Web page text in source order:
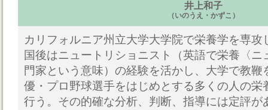
井上和子
（いのうえ・かずこ）
カリフォルニア州立大学大学院で栄養学を専攻
国後はニュートリショニスト（英語で栄養〈ニ
門家という意味）の経験を活かし、大学で教鞭
優・プロ野球選手をはじめとする多くの人の栄
行う。その的確な分析、判断、指導には定評が